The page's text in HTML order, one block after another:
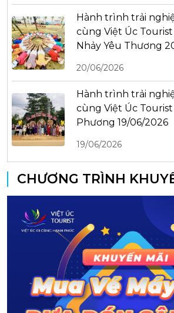
Hành trình trải
cùng Việt Úc Tourist
Nhảy Yêu Thương
20/06/2026
Hành trình trải
cùng Việt Úc
Phương 19/06/2026
19/06/2026
CHƯƠNG TRÌNH